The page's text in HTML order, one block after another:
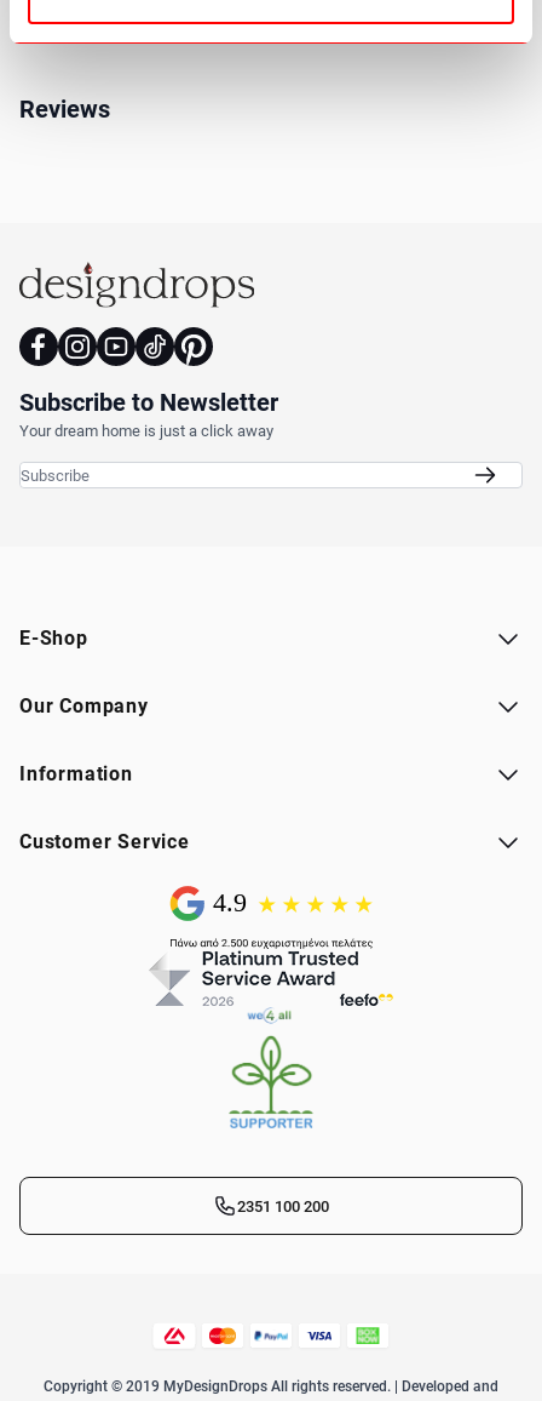
Reviews
Subscribe to Newsletter
Your dream home is just a click away
E-Shop
Our Company
Information
Customer Service
2351 100 200
Copyright © 2019 MyDesignDrops All rights reserved. | Developed and